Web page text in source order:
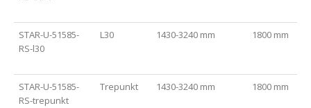
STAR-U-51585-
RS-l30
L30 1430-3240 mm 1800 mm
STAR-U-51585-
RS-trepunkt
Trepunkt 1430-3240 mm 1800 mm